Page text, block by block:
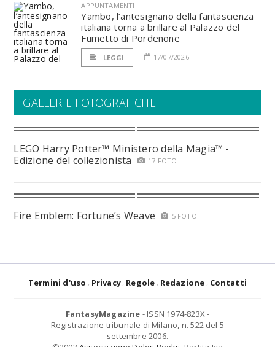
APPUNTAMENTI
Yambo, l’antesignano della fantascienza
italiana torna a brillare al Palazzo del
Fumetto di Pordenone
LEGGI 17/07/2026
GALLERIE FOTOGRAFICHE
LEGO Harry Potter™ Ministero della Magia™ -
Edizione del collezionista
17 FOTO
Fire Emblem: Fortune’s Weave 5 FOTO
Termini d'uso Privacy Regole Redazione Contatti
FantasyMagazine - ISSN 1974-823X -
Registrazione tribunale di Milano, n. 522 del 5
settembre 2006.